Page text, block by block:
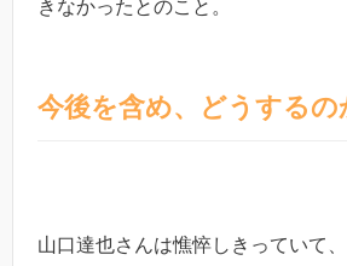
きなかったとのこと。
今後を含め、どうするの
山口達也さんは憔悴しきっていて、